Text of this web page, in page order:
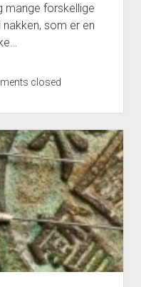
mange forskellige
som er en
closed